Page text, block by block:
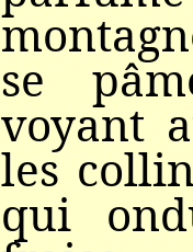
se
voyant
les
qui